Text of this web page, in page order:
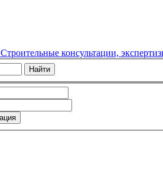
Строительные консультации,